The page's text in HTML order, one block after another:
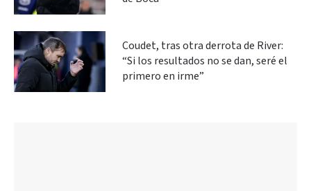
Coudet, tras otra derrota de River:
“Si los resultados no se dan, seré el
primero en irme”